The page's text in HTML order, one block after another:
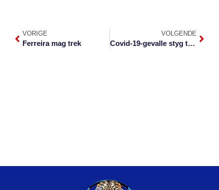
VORIGE
Ferreira mag trek
VOLGENDE
Covid-19-gevalle styg tot 58